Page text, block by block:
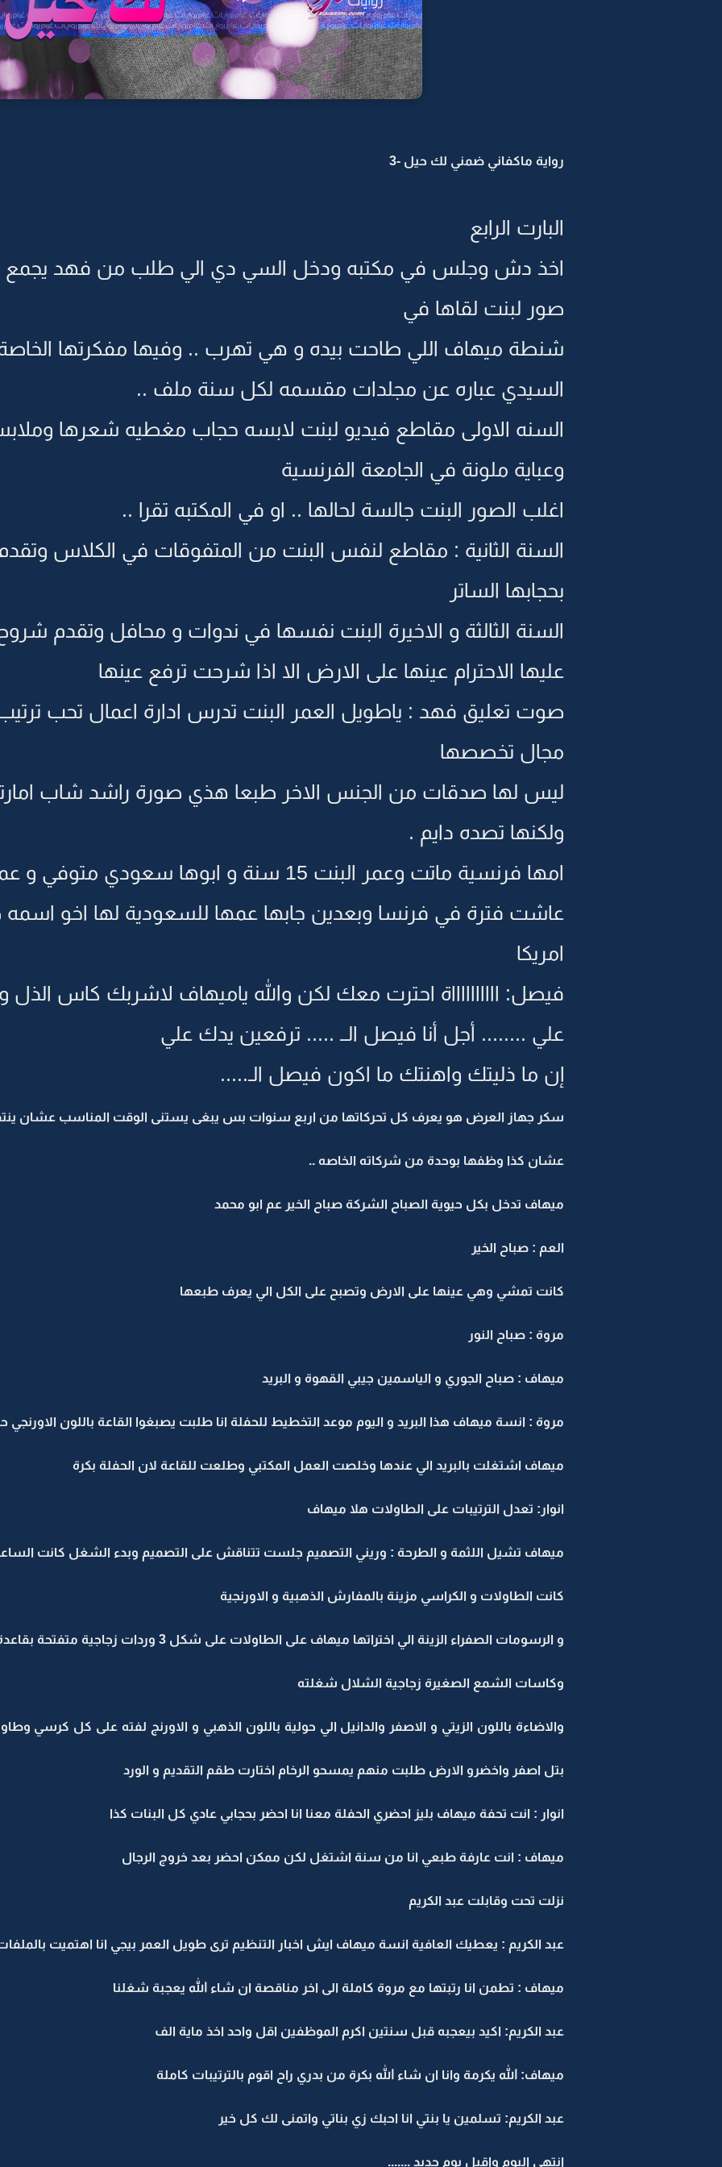
رواية ماكفاني ضمني لك حيل -3
البارت الرابع
اخذ دش وجلس في مكتبه ودخل السي دي الي طلب من فهد يجمع
صور لبنت لقاها في
شنطة ميهاف اللي طاحت بيده و هي تهرب .. وفيها مفكرتها
السيدي عباره عن مجلدات مقسمه لكل سنة ملف ..
السنه الاولى مقاطع فيديو لبنت لابسه حجاب مغطيه شعرها
وعباية ملونة في الجامعة الفرنسية
اغلب الصور البنت جالسة لحالها .. او في المكتبه تقرا ..
السنة الثانية : مقاطع لنفس البنت من المتفوقات في الكلاس
بحجابها الساتر
السنة الثالثة و الاخيرة البنت نفسها في ندوات و محافل وتقدم
عليها الاحترام عينها على الارض الا اذا شرحت ترفع عينها
صوت تعليق فهد : ياطويل العمر البنت تدرس ادارة اعمال تحب ترتيب
مجال تخصصها
ليس لها صدقات من الجنس الاخر طبعا هذي صورة راشد شاب
ولكنها تصده دايم .
امها فرنسية ماتت وعمر البنت 15 سنة و ابوها سعودي متوفي و عمرها 7 سنوات
عاشت فترة في فرنسا وبعدين جابها عمها للسعودية لها اخو
امريكا
فيصل: ااااااااااة احترت معك لكن والله ياميهاف لاشربك كاس الذل
علي ........ أجل أنا فيصل الــ ..... ترفعين يدك علي
إن ما ذليتك واهنتك ما اكون فيصل الـ.....
سكر جهاز العرض هو يعرف كل تحركاتها من اربع سنوات بس يبغى يستنى الوقت المناسب عشان ينتقم
عشان كذا وظفها بوحدة من شركاته الخاصه ..
ميهاف تدخل بكل حيوية الصباح الشركة صباح الخير عم ابو محمد
العم : صباح الخير
كانت تمشي وهي عينها على الارض وتصبح على الكل الي يعرف طبعها
مروة : صباح النور
ميهاف : صباح الجوري و الياسمين جيبي القهوة و البريد
مروة : انسة ميهاف هذا البريد و اليوم موعد التخطيط للحفلة انا طلبت يصبغوا القاعة باللون
ميهاف اشتغلت بالبريد الي عندها وخلصت العمل المكتبي وطلعت للقاعة لان الحفلة بكرة
انوار: تعدل الترتيبات على الطاولات هلا ميهاف
ميهاف تشيل اللثمة و الطرحة : وريني التصميم جلست تتناقش على التصميم وبدء الشغل كانت الساعه
كانت الطاولات و الكراسي مزينة بالمفارش الذهبية و الاورنجية
و الرسومات الصفراء الزينة الي اختراتها ميهاف على الطاولات على شكل 3 وردات زجاجية متفتحة بقاعدة ذهبية
وكاسات الشمع الصغيرة زجاجية الشلال شغلته
والاضاءة باللون الزيتي و الاصفر والدانيل الي حولية باللون الذهبي و الاورنج لفته على كل كرسي
بتل اصفر واخضرو الارض طلبت منهم يمسحو الرخام اختارت طقم التقديم و الورد
انوار : انت تحفة ميهاف بليز احضري الحفلة معنا انا احضر بحجابي عادي كل البنات كذا
ميهاف : انت عارفة طبعي انا من سنة اشتغل لكن ممكن احضر بعد خروج الرجال
نزلت تحت وقابلت عبد الكريم
عبد الكريم : يعطيك العافية انسة ميهاف ايش اخبار التنظيم ترى طويل العمر بيجي انا اهتميت
ميهاف : تطمن انا رتبتها مع مروة كاملة الى اخر مناقصة ان شاء الله يعجبة شغلنا
عبد الكريم: اكيد بيعجبه قبل سنتين اكرم الموظفين اقل واحد اخذ ماية الف
ميهاف: الله يكرمة وانا ان شاء الله بكرة من بدري راح اقوم بالترتيبات كاملة
عبد الكريم: تسلمين يا بنتي انا احبك زي بناتي واتمنى لك كل خير
انتهى اليوم واقبل يوم جديد .......